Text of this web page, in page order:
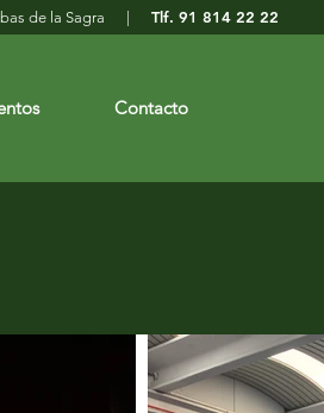
Contacto
de la Sagra | Tlf. 91 814 22 22